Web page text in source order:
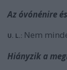
Az óvónénire
U. L.: Nem
Hiányzik a